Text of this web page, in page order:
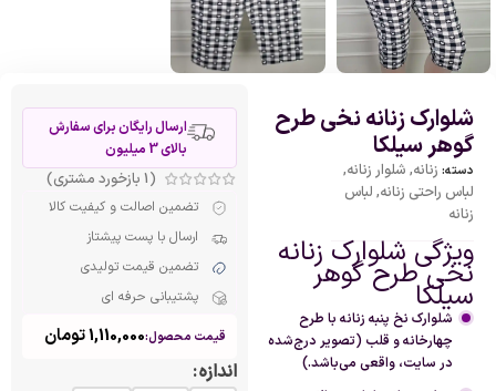
شلوارک زنانه نخی طرح
گوهر سیلکا
دسته: زنانه, شلوار زنانه,
لباس راحتی زنانه, لباس
زنانه
ویژگی شلوارک زنانه
نخی طرح گوهر
سیلکا
شلوارک نخ پنبه زنانه با طرح
چهارخانه و قلب (تصویر درج‌شده
در سایت، واقعی می‌باشد.)
ارسال رایگان برای سفارش
بالای 3 میلیون
(
1 بازخورد مشتری)
تضمین اصالت و کیفیت کالا
ارسال با پست پیشتاز
تضمین قیمت تولیدی
پشتیبانی حرفه ای
قیمت محصول:1,110,000تومان
اندازه